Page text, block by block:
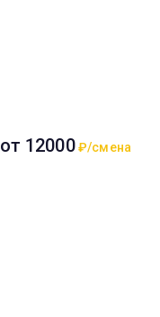
от 12000₽/смена